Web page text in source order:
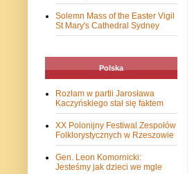
Solemn Mass of the Easter Vigil
St Mary's Cathedral Sydney
Polska
Rozłam w partii Jarosława
Kaczyńskiego stał się faktem
XX Polonijny Festiwal Zespołów
Folklorystycznych w Rzeszowie
Gen. Leon Komornicki:
Jesteśmy jak dzieci we mgle